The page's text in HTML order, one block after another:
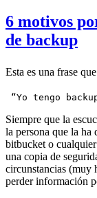
6 motivos
de backup
Esta es una frase
“Yo tengo
Siempre que la
la persona que la
bitbucket o
una copia de
circunstancias (muy
perder información